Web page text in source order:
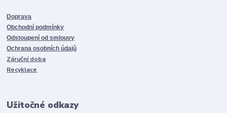
Doprava
Obchodní podmínky
Odstoupení od smlouvy
Ochrana osobních údajů
Záruční doba
Recyklace
Užitočné odkazy